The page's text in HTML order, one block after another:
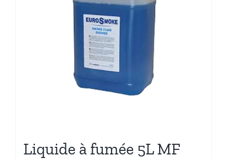
Liquide à fumée 5L MF